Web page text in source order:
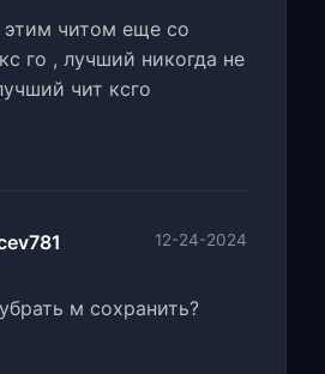
этим читом еще со
го , лучший никогда не
чит ксго
12-24-2024
м сохранить?